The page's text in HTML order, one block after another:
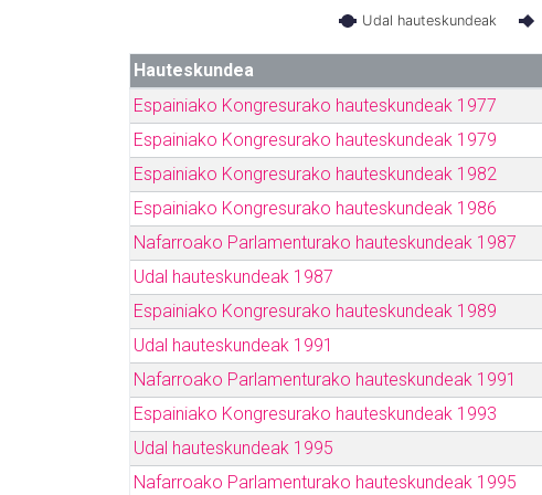
Udal hauteskundeak
Hauteskundea
Espainiako Kongresurako hauteskundeak 1977
Espainiako Kongresurako hauteskundeak 1979
Espainiako Kongresurako hauteskundeak 1982
Espainiako Kongresurako hauteskundeak 1986
Nafarroako Parlamenturako hauteskundeak 1987
Udal hauteskundeak 1987
Espainiako Kongresurako hauteskundeak 1989
Udal hauteskundeak 1991
Nafarroako Parlamenturako hauteskundeak 1991
Espainiako Kongresurako hauteskundeak 1993
Udal hauteskundeak 1995
Nafarroako Parlamenturako hauteskundeak 1995